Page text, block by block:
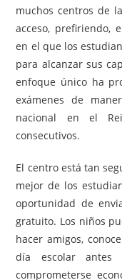
muchos centros de
acceso, prefiriendo,
en el que los
para alcanzar sus
enfoque único ha
exámenes de
nacional en el
consecutivos.
El centro está tan
mejor de los
oportunidad de
gratuito. Los niños
hacer amigos,
día escolar
comprometerse